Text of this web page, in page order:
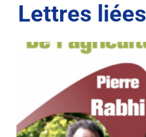
Lettres liées